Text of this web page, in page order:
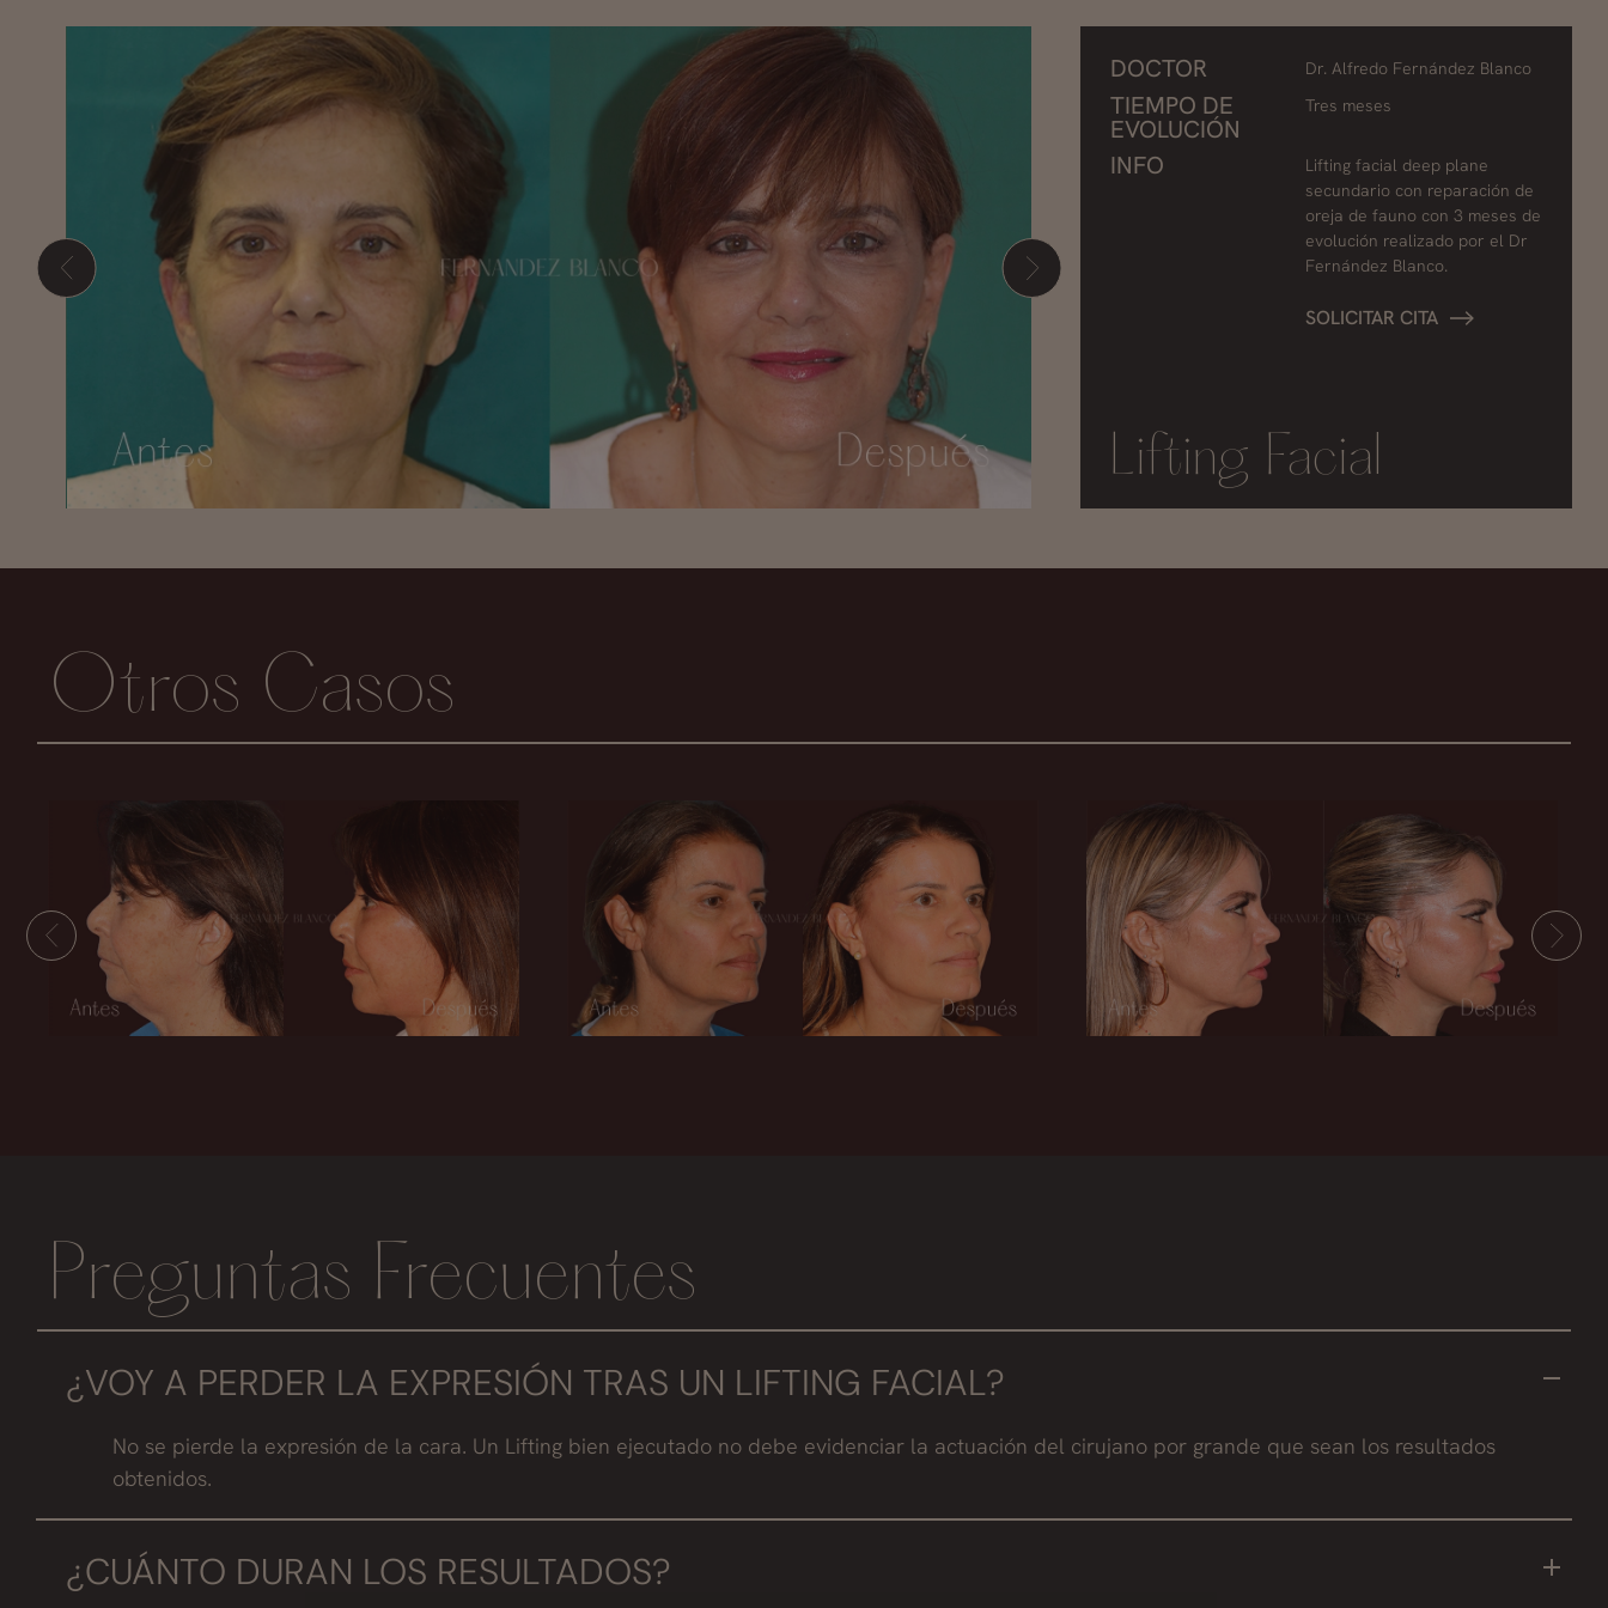
Presione ENTER para comenzar su búsqueda
DOCTOR Dr. Alfredo Fernández Blanco
TIEMPO DE
EVOLUCIÓN
Tres meses
INFO
Lifting facial deep plane
secundario con reparación de
oreja de fauno con 3 meses de
evolución realizado por el Dr
Fernández Blanco.
SOLICITAR CITA
Lifting Facial
Otros Casos
Preguntas Frecuentes
¿VOY A PERDER LA EXPRESIÓN TRAS UN LIFTING FACIAL?
No se pierde la expresión de la cara. Un Lifting bien ejecutado no debe evidenciar la actuación del cirujano por grande que sean los resultados
obtenidos.
¿CUÁNTO DURAN LOS RESULTADOS?